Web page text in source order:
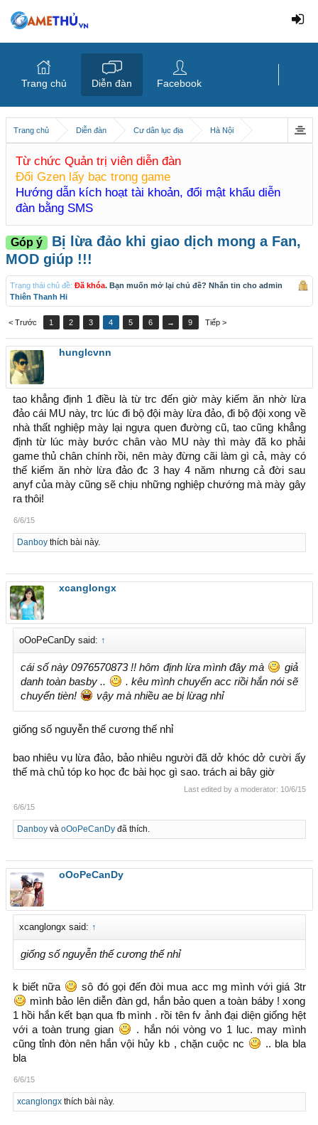
Trang chủ Diễn đàn Cư dân lục địa Hà Nội
Từ chức Quản trị viên diễn đàn
Đổi Gzen lấy bạc trong game
Hướng dẫn kích hoạt tài khoản, đổi mật khẩu diễn
đàn bằng SMS
Góp ý Bị lừa đảo khi giao dịch mong a Fan,
MOD giúp !!!
Trạng thái chủ đề: Đã khóa. Bạn muốn mở lại chủ đề? Nhắn tin cho admin
Thiên Thanh Hi
< Trước 1 2 3 4 5 6 → 9 Tiếp >
hunglcvnn
tao khẳng định 1 điều là từ trc đến giờ mày kiếm ăn nhờ lừa
đảo cái MU này, trc lúc đi bộ đội mày lừa đảo, đi bộ đội xong về
nhà thất nghiệp mày lại ngựa quen đường cũ, tao cũng khẳng
định từ lúc mày bước chân vào MU này thì mày đã ko phải
game thủ chân chính rồi, nên mày đừng cãi làm gì cả, mày có
thế kiếm ăn nhờ lừa đảo đc 3 hay 4 năm nhưng cả đời sau
anyf của mày cũng sẽ chịu những nghiệp chướng mà mày gây
ra thôi!
6/6/15
Danboythích bài này.
xcanglongx
oOoPeCanDy said: ↑
cái số này 0976570873 !! hôm định lừa mình đây mà
giả
danh toàn basby ..
. kêu mình chuyển acc riồi hắn nói sẽ
chuyển tièn!
vậy mà nhiều ae bị lừag nhỉ
giống số nguyễn thế cương thế nhỉ
bao nhiêu vụ lừa đảo, bảo nhiêu người đã dở khóc dở cười ấy
thế mà chủ tóp ko học đc bài học gì sao. trách ai bây giờ
Last edited by a moderator: 10/6/15
6/6/15
Danboyvà oOoPeCanDyđã thích.
oOoPeCanDy
xcanglongx said: ↑
giống số nguyễn thế cương thế nhỉ
k biết nữa
sô đó gọi đến đòi mua acc mg mình với giá 3tr
mình bảo lên diễn đàn gd, hắn bảo quen a toàn báby ! xong
1 hồi hắn kết bạn qua fb mình . rồi tên fv ảnh đại diện giống hệt
với a toàn trung gian
. hắn nói vòng vo 1 luc. may mình
cũng tỉnh đòn nên hắn vội hủy kb , chặn cuộc nc
.. bla bla
bla
6/6/15
xcanglongxthích bài này.
Trang chủ Diễn đàn Facebook